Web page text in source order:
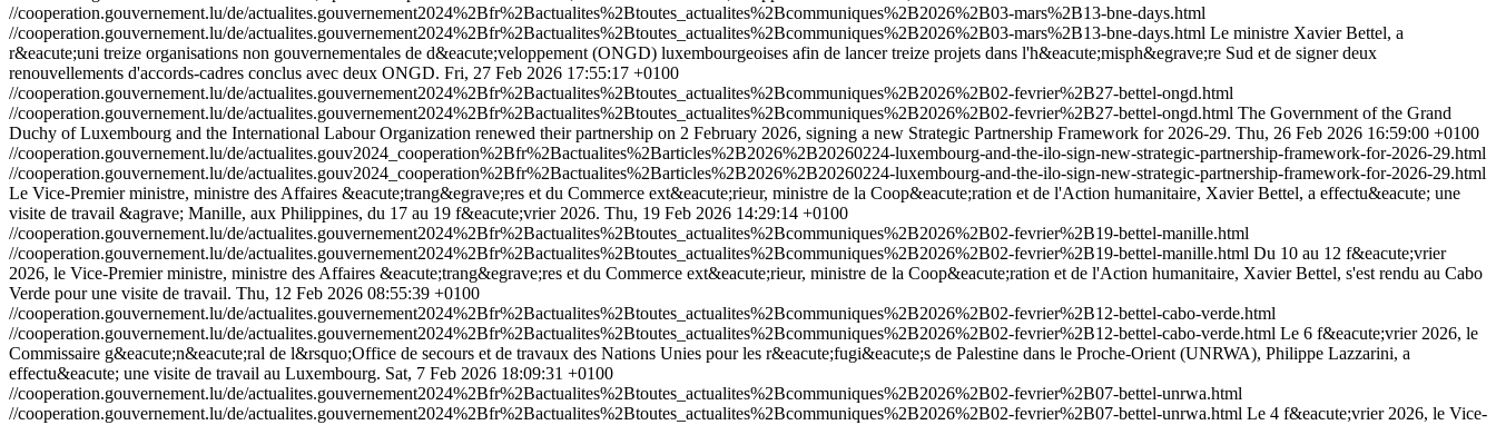
//cooperation.gouvernement.lu/de/actualites.gouvernement2024%2Bfr%2Bactualites%2Btoutes_actualites%2Bcommuniques%2B2026%2B03-mars%2B13-bne-days.html
//cooperation.gouvernement.lu/de/actualites.gouvernement2024%2Bfr%2Bactualites%2Btoutes_actualites%2Bcommuniques%2B2026%2B03-mars%2B13-bne-days.html Le ministre Xavier Bettel, a
r&eacute;uni treize organisations non gouvernementales de d&eacute;veloppement (ONGD) luxembourgeoises afin de lancer treize projets dans l'h&eacute;misph&egrave;re Sud et de signer deux
renouvellements d'accords-cadres conclus avec deux ONGD. Fri, 27 Feb 2026 17:55:17 +0100
//cooperation.gouvernement.lu/de/actualites.gouvernement2024%2Bfr%2Bactualites%2Btoutes_actualites%2Bcommuniques%2B2026%2B02-fevrier%2B27-bettel-ongd.html
//cooperation.gouvernement.lu/de/actualites.gouvernement2024%2Bfr%2Bactualites%2Btoutes_actualites%2Bcommuniques%2B2026%2B02-fevrier%2B27-bettel-ongd.html The Government of the Grand
Duchy of Luxembourg and the International Labour Organization renewed their partnership on 2 February 2026, signing a new Strategic Partnership Framework for 2026-29. Thu, 26 Feb 2026 16:59:00 +0100
//cooperation.gouvernement.lu/de/actualites.gouv2024_cooperation%2Bfr%2Bactualites%2Barticles%2B2026%2B20260224-luxembourg-and-the-ilo-sign-new-strategic-partnership-framework-for-2026-29.html
//cooperation.gouvernement.lu/de/actualites.gouv2024_cooperation%2Bfr%2Bactualites%2Barticles%2B2026%2B20260224-luxembourg-and-the-ilo-sign-new-strategic-partnership-framework-for-2026-29.html
Le Vice-Premier ministre, ministre des Affaires &eacute;trang&egrave;res et du Commerce ext&eacute;rieur, ministre de la Coop&eacute;ration et de l'Action humanitaire, Xavier Bettel, a effectu&eacute; une
visite de travail &agrave; Manille, aux Philippines, du 17 au 19 f&eacute;vrier 2026. Thu, 19 Feb 2026 14:29:14 +0100
//cooperation.gouvernement.lu/de/actualites.gouvernement2024%2Bfr%2Bactualites%2Btoutes_actualites%2Bcommuniques%2B2026%2B02-fevrier%2B19-bettel-manille.html
//cooperation.gouvernement.lu/de/actualites.gouvernement2024%2Bfr%2Bactualites%2Btoutes_actualites%2Bcommuniques%2B2026%2B02-fevrier%2B19-bettel-manille.html Du 10 au 12 f&eacute;vrier
2026, le Vice-Premier ministre, ministre des Affaires &eacute;trang&egrave;res et du Commerce ext&eacute;rieur, ministre de la Coop&eacute;ration et de l'Action humanitaire, Xavier Bettel, s'est rendu au Cabo
Verde pour une visite de travail. Thu, 12 Feb 2026 08:55:39 +0100
//cooperation.gouvernement.lu/de/actualites.gouvernement2024%2Bfr%2Bactualites%2Btoutes_actualites%2Bcommuniques%2B2026%2B02-fevrier%2B12-bettel-cabo-verde.html
//cooperation.gouvernement.lu/de/actualites.gouvernement2024%2Bfr%2Bactualites%2Btoutes_actualites%2Bcommuniques%2B2026%2B02-fevrier%2B12-bettel-cabo-verde.html Le 6 f&eacute;vrier 2026, le
Commissaire g&eacute;n&eacute;ral de l&rsquo;Office de secours et de travaux des Nations Unies pour les r&eacute;fugi&eacute;s de Palestine dans le Proche-Orient (UNRWA), Philippe Lazzarini, a
effectu&eacute; une visite de travail au Luxembourg. Sat, 7 Feb 2026 18:09:31 +0100
//cooperation.gouvernement.lu/de/actualites.gouvernement2024%2Bfr%2Bactualites%2Btoutes_actualites%2Bcommuniques%2B2026%2B02-fevrier%2B07-bettel-unrwa.html
//cooperation.gouvernement.lu/de/actualites.gouvernement2024%2Bfr%2Bactualites%2Btoutes_actualites%2Bcommuniques%2B2026%2B02-fevrier%2B07-bettel-unrwa.html Le 4 f&eacute;vrier 2026, le Vice-